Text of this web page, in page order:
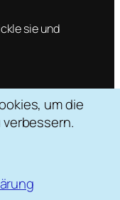
sie und
um die